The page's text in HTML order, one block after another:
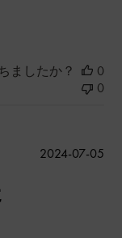
ましたか？
0
0
公
2024-07-05